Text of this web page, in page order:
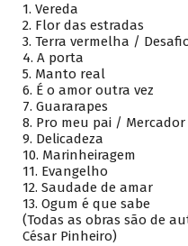
1. Vereda
2. Flor das estradas
3. Terra vermelha /
4. A porta
5. Manto real
6. É o amor outra vez
7. Guararapes
8. Pro meu pai / Mercador
9. Delicadeza
10. Marinheiragem
11. Evangelho
12. Saudade de amar
13. Ogum é que sabe
(Todas as obras são de
César Pinheiro)